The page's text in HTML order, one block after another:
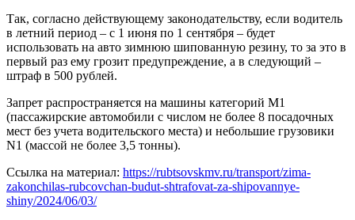
Так, согласно действующему законодательству, если водитель
в летний период – с 1 июня по 1 сентября – будет
использовать на авто зимнюю шипованную резину, то за это в
первый раз ему грозит предупреждение, а в следующий –
штраф в 500 рублей.
Запрет распространяется на машины категорий M1
(пассажирские автомобили с числом не более 8 посадочных
мест без учета водительского места) и небольшие грузовики
N1 (массой не более 3,5 тонны).
Ссылка на материал: https://rubtsovskmv.ru/transport/zima-
zakonchilas-rubcovchan-budut-shtrafovat-za-shipovannye-
shiny/2024/06/03/